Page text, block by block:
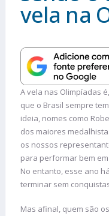
vela na
A vela nas Olimpíadas
que o Brasil sempre
ideia, nomes como
dos maiores
os nossos
para performar bem
No entanto, esse ano
terminar sem
Mas afinal, quem são